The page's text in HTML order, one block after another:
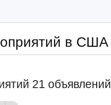
в США
21 объявлений